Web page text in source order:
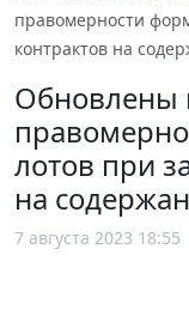
правомерности
контрактов на
Обновлены
лотов при
на
7 августа 2023 18:55